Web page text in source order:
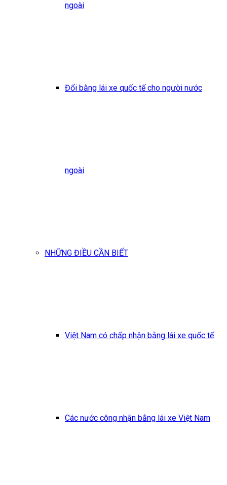
ngoài
Đổi bằng lái xe quốc tế cho người nước
ngoài
NHỮNG ĐIỀU CẦN BIẾT
Việt Nam có chấp nhận bằng lái xe quốc tế
Các nước công nhận bằng lái xe Việt Nam